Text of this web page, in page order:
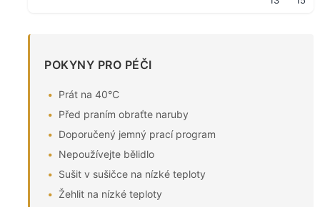
POKYNY PRO PÉČI
Prát na 40°C
Před praním obraťte naruby
Doporučený jemný prací program
Nepoužívejte bělidlo
Sušit v sušičce na nízké teploty
Žehlit na nízké teploty